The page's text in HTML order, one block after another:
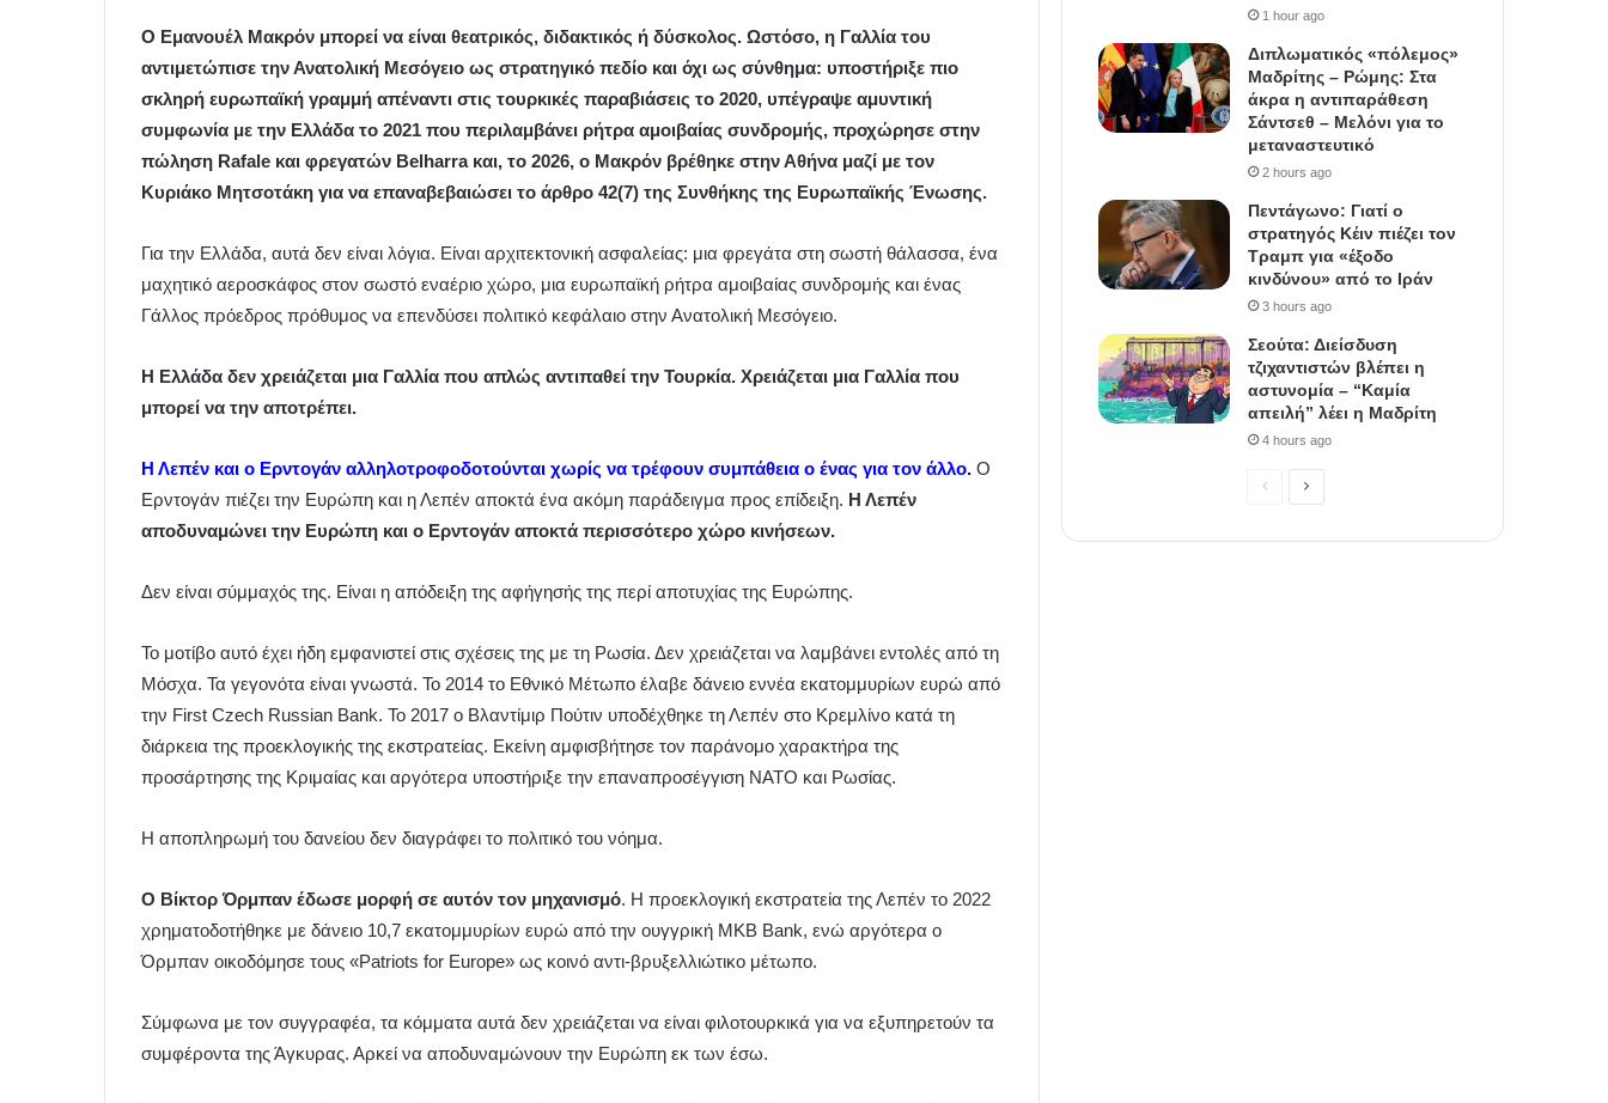
Ο Εμανουέλ Μακρόν μπορεί να είναι θεατρικός, διδακτικός ή δύσκολος. Ωστόσο, η Γαλλία του
αντιμετώπισε την Ανατολική Μεσόγειο ως στρατηγικό πεδίο και όχι ως σύνθημα: υποστήριξε πιο
σκληρή ευρωπαϊκή γραμμή απέναντι στις τουρκικές παραβιάσεις το 2020, υπέγραψε αμυντική
συμφωνία με την Ελλάδα το 2021 που περιλαμβάνει ρήτρα αμοιβαίας συνδρομής, προχώρησε στην
πώληση Rafale και φρεγατών Belharra και, το 2026, ο Μακρόν βρέθηκε στην Αθήνα μαζί με τον
Κυριάκο Μητσοτάκη για να επαναβεβαιώσει το άρθρο 42(7) της Συνθήκης της Ευρωπαϊκής Ένωσης.
Για την Ελλάδα, αυτά δεν είναι λόγια. Είναι αρχιτεκτονική ασφαλείας: μια φρεγάτα στη σωστή θάλασσα, ένα
μαχητικό αεροσκάφος στον σωστό εναέριο χώρο, μια ευρωπαϊκή ρήτρα αμοιβαίας συνδρομής και ένας
Γάλλος πρόεδρος πρόθυμος να επενδύσει πολιτικό κεφάλαιο στην Ανατολική Μεσόγειο.
Η Ελλάδα δεν χρειάζεται μια Γαλλία που απλώς αντιπαθεί την Τουρκία. Χρειάζεται μια Γαλλία που
μπορεί να την αποτρέπει.
Η Λεπέν και ο Ερντογάν αλληλοτροφοδοτούνται χωρίς να τρέφουν συμπάθεια ο ένας για τον άλλο. Ο
Ερντογάν πιέζει την Ευρώπη και η Λεπέν αποκτά ένα ακόμη παράδειγμα προς επίδειξη. Η Λεπέν
αποδυναμώνει την Ευρώπη και ο Ερντογάν αποκτά περισσότερο χώρο κινήσεων.
Δεν είναι σύμμαχός της. Είναι η απόδειξη της αφήγησής της περί αποτυχίας της Ευρώπης.
Το μοτίβο αυτό έχει ήδη εμφανιστεί στις σχέσεις της με τη Ρωσία. Δεν χρειάζεται να λαμβάνει εντολές από τη
Μόσχα. Τα γεγονότα είναι γνωστά. Το 2014 το Εθνικό Μέτωπο έλαβε δάνειο εννέα εκατομμυρίων ευρώ από
την First Czech Russian Bank. Το 2017 ο Βλαντίμιρ Πούτιν υποδέχθηκε τη Λεπέν στο Κρεμλίνο κατά τη
διάρκεια της προεκλογικής της εκστρατείας. Εκείνη αμφισβήτησε τον παράνομο χαρακτήρα της
προσάρτησης της Κριμαίας και αργότερα υποστήριξε την επαναπροσέγγιση ΝΑΤΟ και Ρωσίας.
Η αποπληρωμή του δανείου δεν διαγράφει το πολιτικό του νόημα.
Ο Βίκτορ Όρμπαν έδωσε μορφή σε αυτόν τον μηχανισμό. Η προεκλογική εκστρατεία της Λεπέν το 2022
χρηματοδοτήθηκε με δάνειο 10,7 εκατομμυρίων ευρώ από την ουγγρική MKB Bank, ενώ αργότερα ο
Όρμπαν οικοδόμησε τους «Patriots for Europe» ως κοινό αντι-βρυξελλιώτικο μέτωπο.
Σύμφωνα με τον συγγραφέα, τα κόμματα αυτά δεν χρειάζεται να είναι φιλοτουρκικά για να εξυπηρετούν τα
συμφέροντα της Άγκυρας. Αρκεί να αποδυναμώνουν την Ευρώπη εκ των έσω.
1 hour ago
Διπλωματικός «πόλεμος»
Μαδρίτης – Ρώμης: Στα
άκρα η αντιπαράθεση
Σάντσεθ – Μελόνι για το
μεταναστευτικό
2 hours ago
Πεντάγωνο: Γιατί ο
στρατηγός Κέιν πιέζει τον
Τραμπ για «έξοδο
κινδύνου» από το Ιράν
3 hours ago
Σεούτα: Διείσδυση
τζιχαντιστών βλέπει η
αστυνομία – “Καμία
απειλή” λέει η Μαδρίτη
4 hours ago